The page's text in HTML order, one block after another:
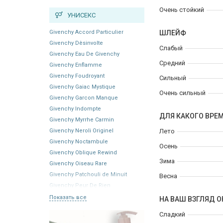
УНИСЕКС
Givenchy Accord Particulier
Givenchy Dèsinvolte
Givenchy Eau De Givenchy
Givenchy Enflamme
Givenchy Foudroyant
Givenchy Gaiac Mystique
Givenchy Garcon Manque
Givenchy Indompte
Givenchy Myrrhe Carmin
Givenchy Neroli Originel
Givenchy Noctambule
Givenchy Oblique Rewind
Givenchy Oiseau Rare
Givenchy Patchouli de Minuit
Givenchy Peur De Rien
Показать все
Очень стойкий
ШЛЕЙФ
Слабый
Средний
Сильный
Очень сильный
ДЛЯ КАКОГО
Лето
Осень
Зима
Весна
НА ВАШ ВЗГЛЯД
Сладкий